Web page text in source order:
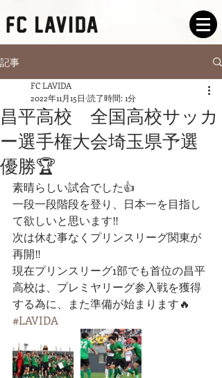
記事
昌平高校 全国高校サッカ
ー選手権大会埼玉県予選
優勝🏆
FC LAVIDA
2022年11月15日 読了時間: 1分
素晴らしい試合でした👍
一段一段階段を登り、日本一を目指し
て欲しいと思います‼️
次は休む事なくプリンスリーグ関東が
再開‼︎
現在プリンスリーグ1部でも首位の昌平
高校は、プレミヤリーグ参入戦を獲得
する為に、また準備が始まります🔥
#LAVIDA